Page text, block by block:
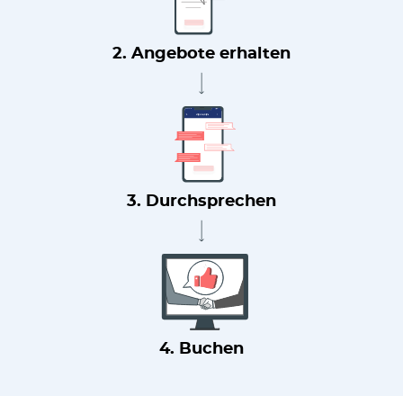
2. Angebote erhalten
3. Durchsprechen
4. Buchen